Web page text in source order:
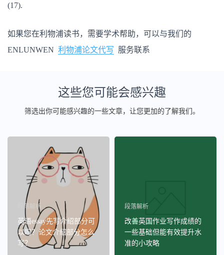
(17).
如果您在利物浦读书，需要学术帮助，可以与我们的
ENLUNWEN 利物浦论文代写 服务联系
这些您可能会感兴趣
筛选出你可能感兴趣的一些文章，让您更加的了解我们。
段落解析
英语essay先写介绍部分可
以吗？论文介绍部分怎么
写？
段落解析
改善英国作业写作成绩的
一些基础但能有效提升水
准的小攻略